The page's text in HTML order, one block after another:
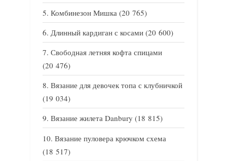
Комбинезон Мишка (20 765)
Длинный кардиган с косами (20 600)
Свободная летняя кофта спицами
(20 476)
Вязание для девочек топа с клубничкой
(19 034)
Вязание жилета Danbury (18 815)
Вязание пуловера крючком схема
(18 517)